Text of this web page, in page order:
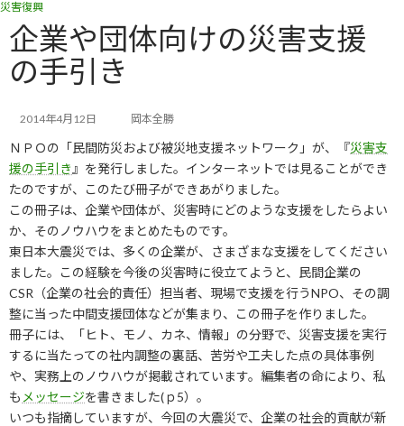
コ
プ
ナ
動
災害復興
企業や団体向けの災害支援
の手引き
2014年4月12日 岡本全勝
ＮＰＯの「民間防災および被災地支援ネットワーク」が、『災害支
援の手引き 』を発行しました。インターネットでは見ることができ
たのですが、このたび冊子ができあがりました。
この冊子は、企業や団体が、災害時にどのような支援をしたらよい
か、そのノウハウをまとめたものです。
東日本大震災では、多くの企業が、さまざまな支援をしてください
ました。この経験を今後の災害時に役立てようと、民間企業の
CSR（企業の社会的責任）担当者、現場で支援を行うNPO、その調
整に当った中間支援団体などが集まり、この冊子を作りました。
冊子には、「ヒト、モノ、カネ、情報」の分野で、災害支援を実行
するに当たっての社内調整の裏話、苦労や工夫した点の具体事例
や、実務上のノウハウが掲載されています。編集者の命により、私
も メッセージを書きました(ｐ5）。
いつも指摘していますが、今回の大震災で、企業の社会的貢献が新